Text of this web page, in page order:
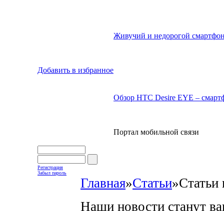
Добавить в избранное
Живучий и недорогой
Обзор HTC Desire EYE –
Портал мобильной связи
Регистрация
Забыл пароль
Главная»Статьи»Статьи
Наши новости станут